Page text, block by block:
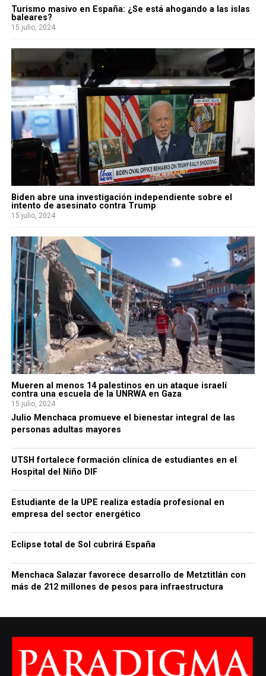
Turismo masivo en España: ¿Se está ahogando a las islas
baleares?
15 julio, 2024
Biden abre una investigación independiente sobre el
intento de asesinato contra Trump
15 julio, 2024
Mueren al menos 14 palestinos en un ataque israelí
contra una escuela de la UNRWA en Gaza
15 julio, 2024
Julio Menchaca promueve el bienestar integral de las
personas adultas mayores
UTSH fortalece formación clínica de estudiantes en el
Hospital del Niño DIF
Estudiante de la UPE realiza estadía profesional en
empresa del sector energético
Eclipse total de Sol cubrirá España
Menchaca Salazar favorece desarrollo de Metztitlán con
más de 212 millones de pesos para infraestructura